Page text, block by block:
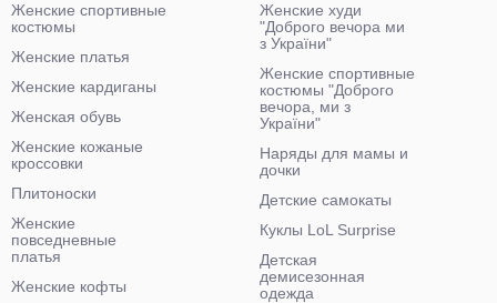
Женские спортивные
костюмы
Женские платья
Женские кардиганы
Женская обувь
Женские кожаные
кроссовки
Плитоноски
Женские
повседневные
платья
Женские кофты
Женские худи
"Доброго вечора ми
з України"
Женские спортивные
костюмы "Доброго
вечора, ми з
України"
Наряды для мамы и
дочки
Детские самокаты
Куклы LoL Surprise
Детская
демисезонная
одежда